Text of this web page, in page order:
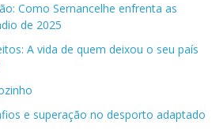
Como Sernancelhe enfrenta as
de 2025
A vida de quem deixou o seu país
e superação no desporto adaptado